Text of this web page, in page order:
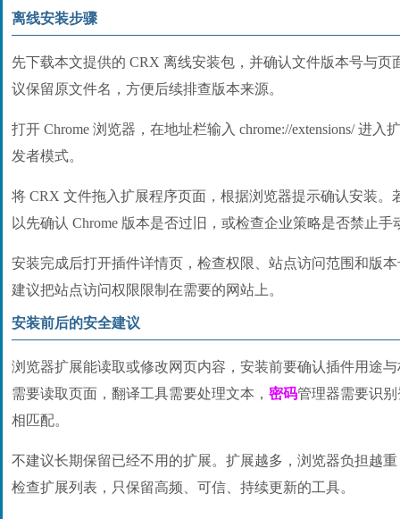
离线安装步骤
先下载本文提供的 CRX 离线安装包，并确认文件版本号与页
议保留原文件名，方便后续排查版本来源。
打开 Chrome 浏览器，在地址栏输入 chrome://extensions/ 进
发者模式。
将 CRX 文件拖入扩展程序页面，根据浏览器提示确认安装。
以先确认 Chrome 版本是否过旧，或检查企业策略是否禁止手
安装完成后打开插件详情页，检查权限、站点访问范围和版
建议把站点访问权限限制在需要的网站上。
安装前后的安全建议
浏览器扩展能读取或修改网页内容，安装前要确认插件用途
需要读取页面，翻译工具需要处理文本， 密码管理器需要识
相匹配。
不建议长期保留已经不用的扩展。扩展越多，浏览器负担越
检查扩展列表，只保留高频、可信、持续更新的工具。